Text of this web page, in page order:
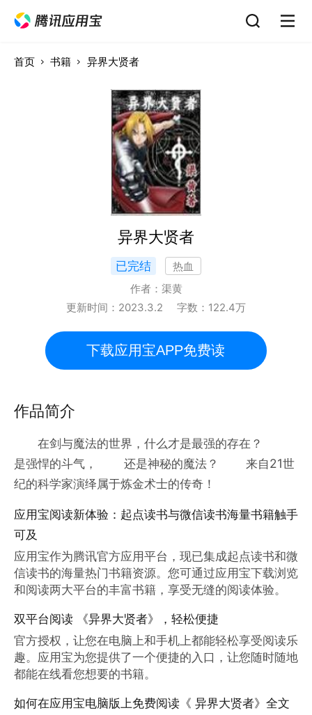
首页 书籍 异界大贤者
异界大贤者
已完结
热血
作者： 渠黄
更新时间： 2023.3.2 字数： 122.4万
下载应用宝APP免费读
作品简介
在剑与魔法的世界，什么才是最强的存在？
是强悍的斗气， 还是神秘的魔法？ 来自21世
纪的科学家演绎属于炼金术士的传奇！
应用宝阅读新体验：起点读书与微信读书海量书籍触手
可及
应用宝作为腾讯官方应用平台，现已集成起点读书和微
信读书的海量热门书籍资源。您可通过应用宝下载浏览
和阅读两大平台的丰富书籍，享受无缝的阅读体验。
双平台阅读 《异界大贤者》，轻松便捷
官方授权，让您在电脑上和手机上都能轻松享受阅读乐
趣。应用宝为您提供了一个便捷的入口，让您随时随地
都能在线看您想要的书籍。
如何在应用宝电脑版上免费阅读《 异界大贤者》全文